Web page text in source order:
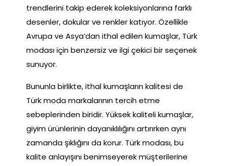
trendlerini takip ederek koleksiyonlarına farklı
desenler, dokular ve renkler katıyor. Özellikle
Avrupa ve Asya’dan ithal edilen kumaşlar, Türk
modası için benzersiz ve ilgi çekici bir seçenek
sunuyor.
Bununla birlikte, ithal kumaşların kalitesi de
Türk moda markalarının tercih etme
sebeplerinden biridir. Yüksek kaliteli kumaşlar,
giyim ürünlerinin dayanıklılığını artırırken aynı
zamanda şıklığını da korur. Türk modası, bu
kalite anlayışını benimseyerek müşterilerine